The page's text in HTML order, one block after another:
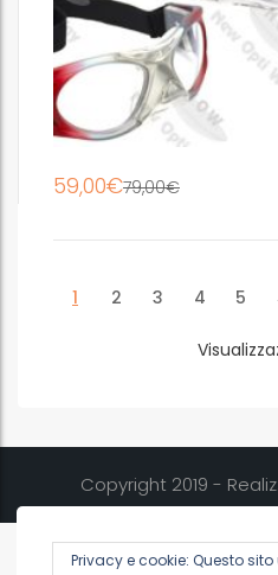
59,00€79,00€
1 2 3 4 5
Copyright 2019 -
Privacy e cookie: Questo